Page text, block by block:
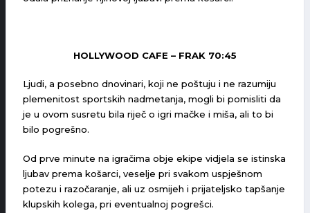
HOLLYWOOD CAFE – FRAK 70:45
Ljudi, a posebno dnovinari, koji ne poštuju i ne razumiju
plemenitost sportskih nadmetanja, mogli bi pomisliti da
je u ovom susretu bila riječ o igri mačke i miša, ali to bi
bilo pogrešno.
Od prve minute na igračima obje ekipe vidjela se istinska
ljubav prema košarci, veselje pri svakom uspješnom
potezu i razočaranje, ali uz osmijeh i prijateljsko tapšanje
klupskih kolega, pri eventualnoj pogrešci.